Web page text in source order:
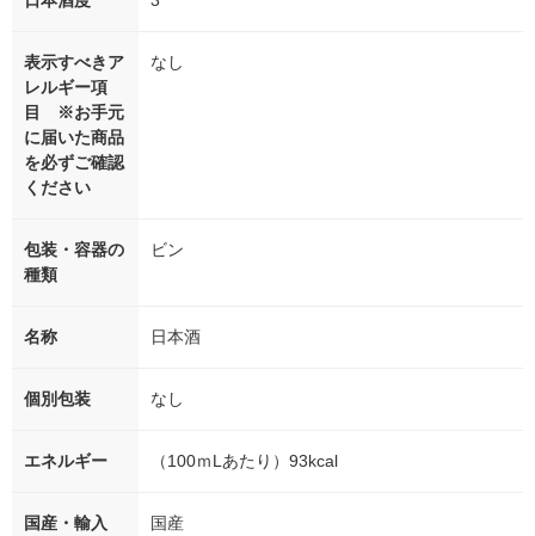
表示すべきア
レルギー項
目 ※お手元
に届いた商品
を必ずご確認
ください
なし
包装・容器の
種類
ビン
名称 日本酒
個別包装 なし
エネルギー （100ｍLあたり）93kcal
国産・輸入 国産